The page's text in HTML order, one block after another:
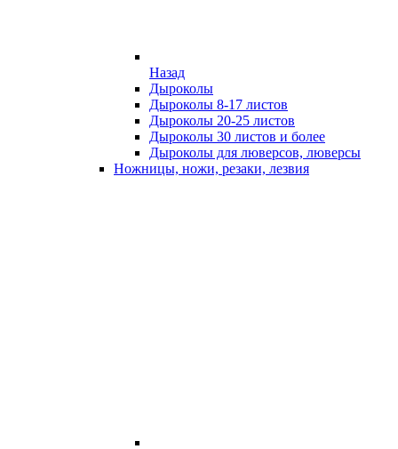
Назад
Дыроколы
Дыроколы 8-17 листов
Дыроколы 20-25 листов
Дыроколы 30 листов и более
Дыроколы для люверсов, люверсы
Ножницы, ножи, резаки, лезвия